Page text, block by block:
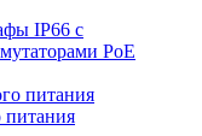
IP66 c
PoE
питания